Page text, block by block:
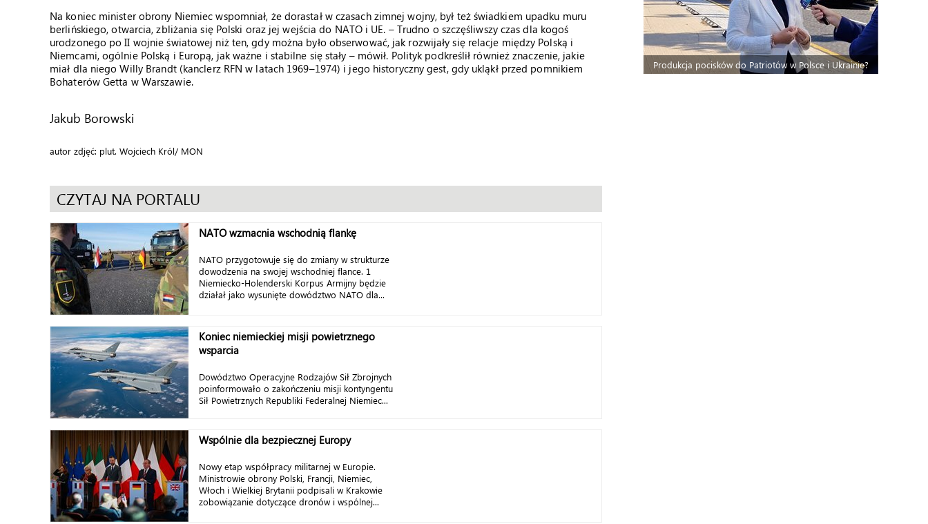
Na koniec minister obrony Niemiec wspomniał, że dorastał w czasach zimnej wojny, był też świadkiem upadku muru
berlińskiego, otwarcia, zbliżania się Polski oraz jej wejścia do NATO i UE. – Trudno o szczęśliwszy czas dla kogoś
urodzonego po II wojnie światowej niż ten, gdy można było obserwować, jak rozwijały się relacje między Polską i
Niemcami, ogólnie Polską i Europą, jak ważne i stabilne się stały – mówił. Polityk podkreślił również znaczenie, jakie
miał dla niego Willy Brandt (kanclerz RFN w latach 1969–1974) i jego historyczny gest, gdy ukląkł przed pomnikiem
Bohaterów Getta w Warszawie.
Jakub Borowski
autor zdjęć: plut. Wojciech Król/ MON
CZYTAJ NA PORTALU
NATO wzmacnia wschodnią flankę
NATO przygotowuje się do zmiany w strukturze
dowodzenia na swojej wschodniej flance. 1
Niemiecko-Holenderski Korpus Armijny będzie
działał jako wysunięte dowództwo NATO dla...
Koniec niemieckiej misji powietrznego
wsparcia
Dowództwo Operacyjne Rodzajów Sił Zbrojnych
poinformowało o zakończeniu misji kontyngentu
Sił Powietrznych Republiki Federalnej Niemiec...
Wspólnie dla bezpiecznej Europy
Nowy etap współpracy militarnej w Europie.
Ministrowie obrony Polski, Francji, Niemiec,
Włoch i Wielkiej Brytanii podpisali w Krakowie
zobowiązanie dotyczące dronów i wspólnej...
Produkcja pocisków do Patriotów w Polsce i Ukrainie?